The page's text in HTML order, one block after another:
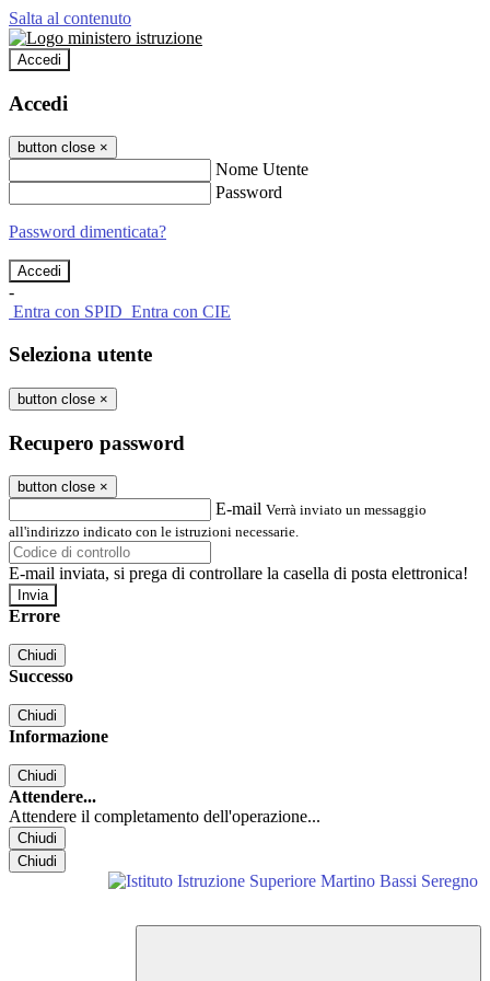
Salta al contenuto
Accedi
Accedi
button close ×
Nome Utente
Password
Password dimenticata?
-
Entra con SPID Entra con CIE
Seleziona utente
button close ×
Recupero password
button close ×
E-mail Verrà inviato un messaggio
all'indirizzo indicato con le istruzioni necessarie.
E-mail inviata, si prega di controllare la casella di posta elettronica!
Errore
Chiudi
Successo
Chiudi
Informazione
Chiudi
Attendere...
Attendere il completamento dell'operazione...
Chiudi
Chiudi